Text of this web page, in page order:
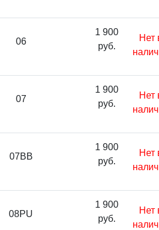
06
1 900
руб.
Нет
07
1 900
руб.
Нет
07BB
1 900
руб.
Нет
08PU
1 900
руб.
Нет